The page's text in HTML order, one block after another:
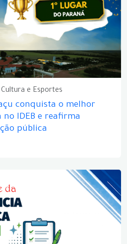
e Esportes
conquista o melhor
IDEB e reafirma
pública